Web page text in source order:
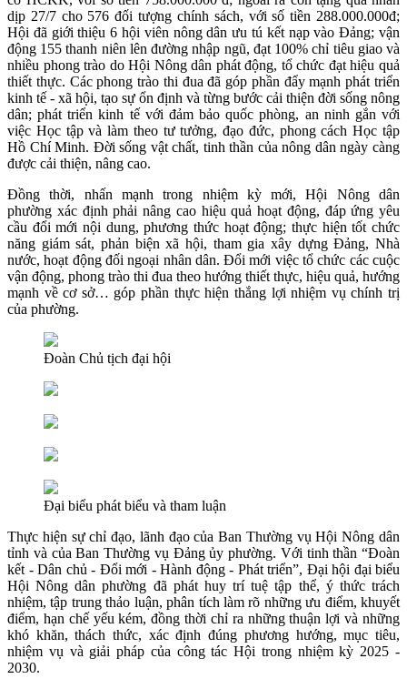
dịp 27/7 cho 576 đối tượng chính sách, với số tiền 288.000.000đ;
Hội đã giới thiệu 6 hội viên nông dân ưu tú kết nạp vào Đảng; vận
động 155 thanh niên lên đường nhập ngũ, đạt 100% chỉ tiêu giao và
nhiều phong trào do Hội Nông dân phát động, tổ chức đạt hiệu quả
thiết thực. Các phong trào thi đua đã góp phần đẩy mạnh phát triển
kinh tế - xã hội, tạo sự ổn định và từng bước cải thiện đời sống nông
dân; phát triển kinh tế với đảm bảo quốc phòng, an ninh gắn với
việc Học tập và làm theo tư tưởng, đạo đức, phong cách Học tập
Hồ Chí Minh. Đời sống vật chất, tinh thần của nông dân ngày càng
được cải thiện, nâng cao.
Đồng thời, nhấn mạnh trong nhiệm kỳ mới, Hội Nông dân
phường xác định phải nâng cao hiệu quả hoạt động, đáp ứng yêu
cầu đổi mới nội dung, phương thức hoạt động; thực hiện tốt chức
năng giám sát, phản biện xã hội, tham gia xây dựng Đảng, Nhà
nước, hoạt động đối ngoại nhân dân. Đổi mới việc tổ chức các cuộc
vận động, phong trào thi đua theo hướng thiết thực, hiệu quả, hướng
mạnh về cơ sở… góp phần thực hiện thắng lợi nhiệm vụ chính trị
của phường.
Đoàn Chủ tịch đại hội
Đại biểu phát biểu và tham luận
Thực hiện sự chỉ đạo, lãnh đạo của Ban Thường vụ Hội Nông dân
tỉnh và của Ban Thường vụ Đảng ủy phường. Với tinh thần “Đoàn
kết - Dân chủ - Đổi mới - Hành động - Phát triển”, Đại hội đại biểu
Hội Nông dân phường đã phát huy trí tuệ tập thể, ý thức trách
nhiệm, tập trung thảo luận, phân tích làm rõ những ưu điểm, khuyết
điểm, hạn chế yếu kém, đồng thời chỉ ra những thuận lợi và những
khó khăn, thách thức, xác định đúng phương hướng, mục tiêu,
nhiệm vụ và giải pháp của công tác Hội trong nhiệm kỳ 2025 -
2030.